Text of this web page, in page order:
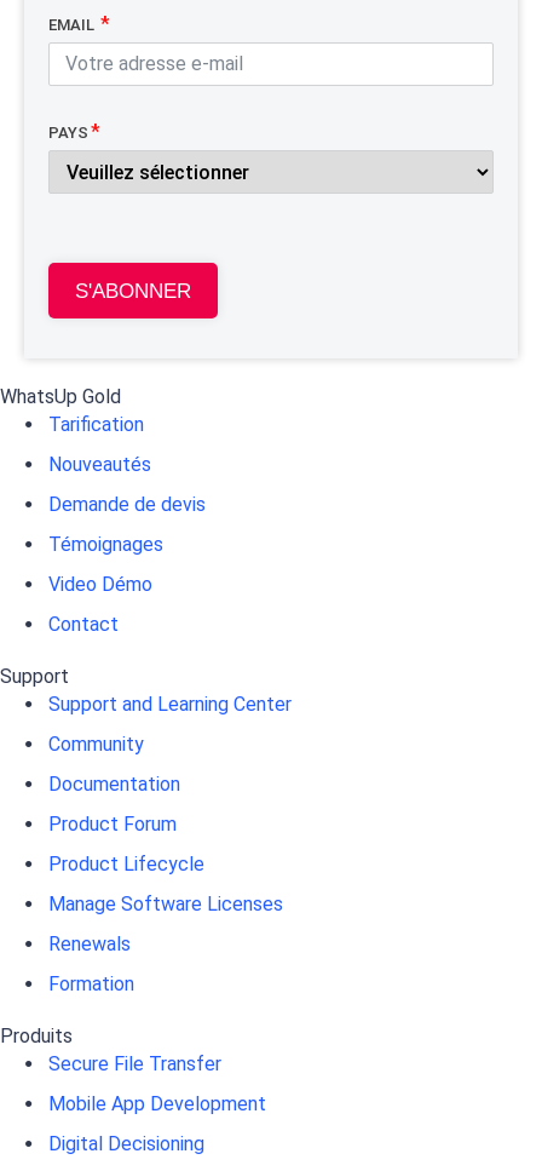
EMAIL
PAYS
S'ABONNER
WhatsUp Gold
Tarification
Nouveautés
Demande de devis
Témoignages
Video Démo
Contact
Support
Support and Learning Center
Community
Documentation
Product Forum
Product Lifecycle
Manage Software Licenses
Renewals
Formation
Produits
Secure File Transfer
Mobile App Development
Digital Decisioning